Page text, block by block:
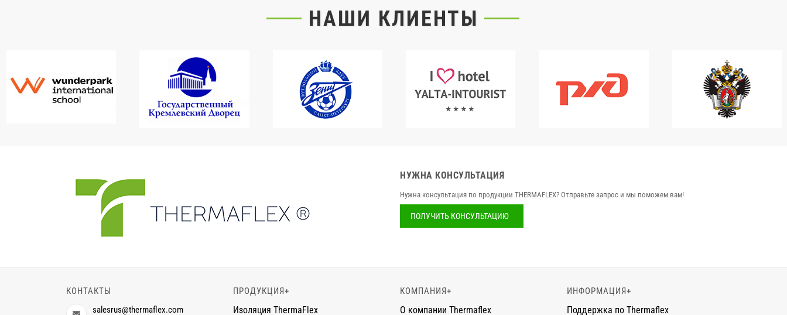
НАШИ КЛИЕНТЫ
НУЖНА КОНСУЛЬТАЦИЯ
Нужна консультация по продукции THERMAFLEX? Отправьте запрос и мы поможем вам!
ПОЛУЧИТЬ КОНСУЛЬТАЦИЮ
КОНТАКТЫ
salesrus@thermaflex.com
ПРОДУКЦИЯ+
Изоляция ThermaFlex
КОМПАНИЯ+
О компании Thermaflex
ИНФОРМАЦИЯ+
Поддержка по Thermaflex